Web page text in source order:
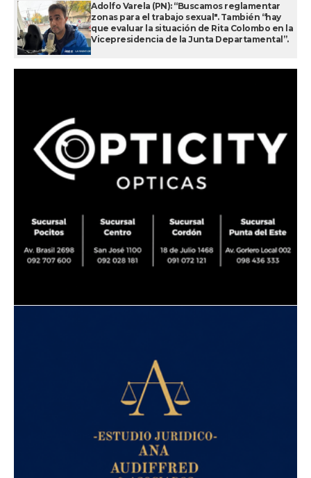
Adolfo Varela (PN): “Buscamos reglamentar
zonas para el trabajo sexual". También “hay
que evaluar la situación de Rita Colombo en la
Vicepresidencia de la Junta Departamental”.